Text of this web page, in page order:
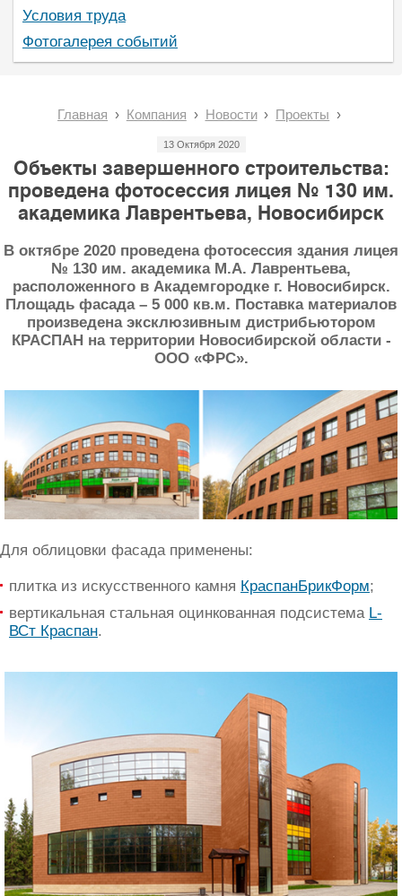
Условия труда
Фотогалерея событий
Главная Компания Новости Проекты
13 Октября 2020
Объекты завершенного строительства:
проведена фотосессия лицея № 130 им.
академика Лаврентьева, Новосибирск
В октябре 2020 проведена фотосессия здания лицея
№ 130 им. академика М.А. Лаврентьева,
расположенного в Академгородке г. Новосибирск.
Площадь фасада – 5 000 кв.м. Поставка материалов
произведена эксклюзивным дистрибьютором
КРАСПАН на территории Новосибирской области -
ООО «ФРС».
Для облицовки фасада применены:
плитка из искусственного камня КраспанБрикФорм;
вертикальная стальная оцинкованная подсистема L-
ВСт Краспан.